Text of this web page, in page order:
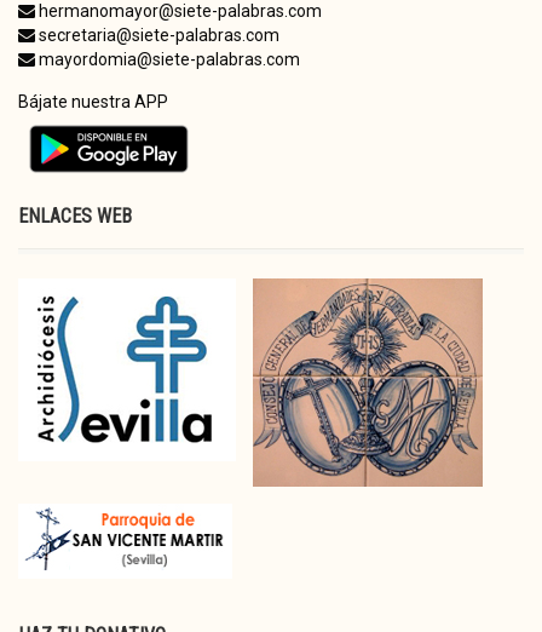
hermanomayor@siete-palabras.com
secretaria@siete-palabras.com
mayordomia@siete-palabras.com
Bájate nuestra APP
ENLACES WEB